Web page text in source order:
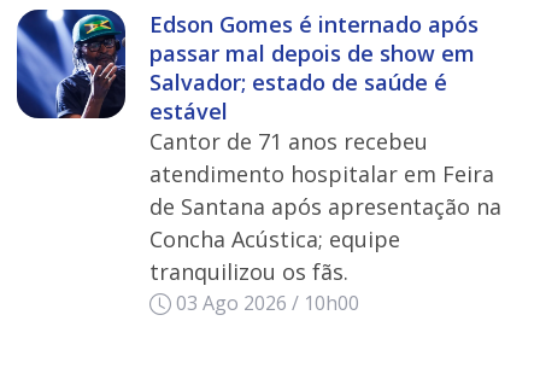
Edson Gomes é internado após
passar mal depois de show em
Salvador; estado de saúde é
estável
Cantor de 71 anos recebeu
atendimento hospitalar em Feira
de Santana após apresentação na
Concha Acústica; equipe
tranquilizou os fãs.
03 Ago 2026 / 10h00